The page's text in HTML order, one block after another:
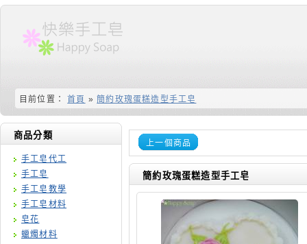
目前位置： 首頁 »簡約玫瑰蛋糕造型手工皂
商品分類
手工皂代工
手工皂
手工皂教學
手工皂材料
皂花
蠟燭材料
上一個商品
簡約玫瑰蛋糕造型手工皂